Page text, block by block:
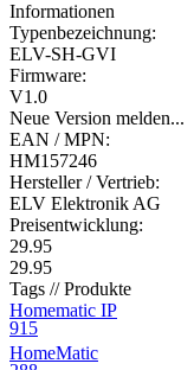
Informationen
Typenbezeichnung:
ELV-SH-GVI
Firmware:
V1.0
Neue Version melden...
EAN / MPN:
HM157246
Hersteller / Vertrieb:
ELV Elektronik AG
Preisentwicklung:
29.95
29.95
Tags // Produkte
Homematic IP
915
HomeMatic